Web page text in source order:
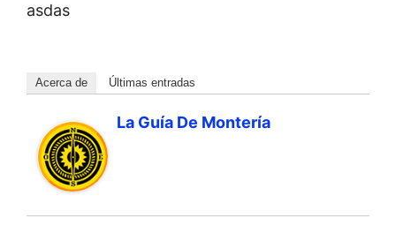
asdas
Acerca de Últimas entradas
La Guía De Montería